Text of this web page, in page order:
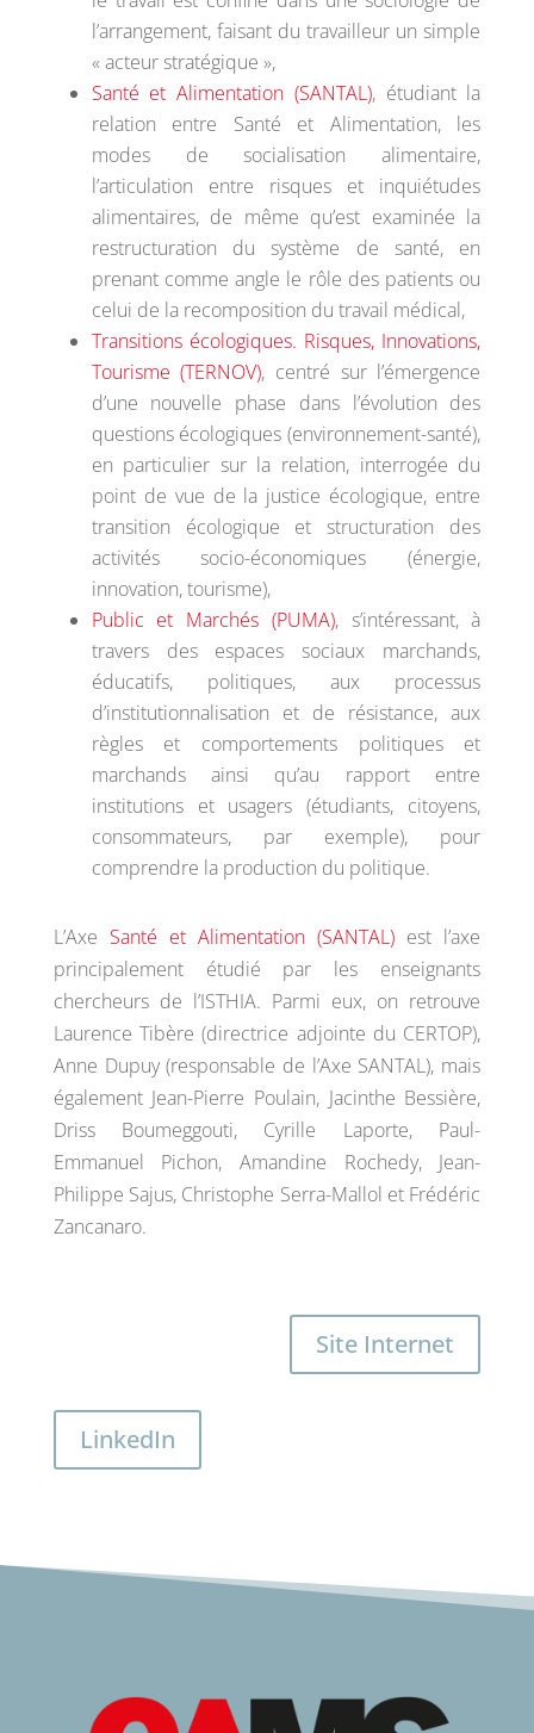
l’arrangement, faisant du travailleur un simple
« acteur stratégique »,
Santé et Alimentation (SANTAL), étudiant la
relation entre Santé et Alimentation, les
modes de socialisation alimentaire,
l’articulation entre risques et inquiétudes
alimentaires, de même qu’est examinée la
restructuration du système de santé, en
prenant comme angle le rôle des patients ou
celui de la recomposition du travail médical,
Transitions écologiques. Risques, Innovations,
Tourisme (TERNOV), centré sur l’émergence
d’une nouvelle phase dans l’évolution des
questions écologiques (environnement-santé),
en particulier sur la relation, interrogée du
point de vue de la justice écologique, entre
transition écologique et structuration des
activités socio-économiques (énergie,
innovation, tourisme),
Public et Marchés (PUMA), s’intéressant, à
travers des espaces sociaux marchands,
éducatifs, politiques, aux processus
d’institutionnalisation et de résistance, aux
règles et comportements politiques et
marchands ainsi qu’au rapport entre
institutions et usagers (étudiants, citoyens,
consommateurs, par exemple), pour
comprendre la production du politique.
L’Axe Santé et Alimentation (SANTAL) est l’axe
principalement étudié par les enseignants
chercheurs de l’ISTHIA. Parmi eux, on retrouve
Laurence Tibère (directrice adjointe du CERTOP),
Anne Dupuy (responsable de l’Axe SANTAL), mais
également Jean-Pierre Poulain, Jacinthe Bessière,
Driss Boumeggouti, Cyrille Laporte, Paul-
Emmanuel Pichon, Amandine Rochedy, Jean-
Philippe Sajus, Christophe Serra-Mallol et Frédéric
Zancanaro.
Site Internet
LinkedIn